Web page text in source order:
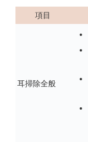
項目
耳掃除全般